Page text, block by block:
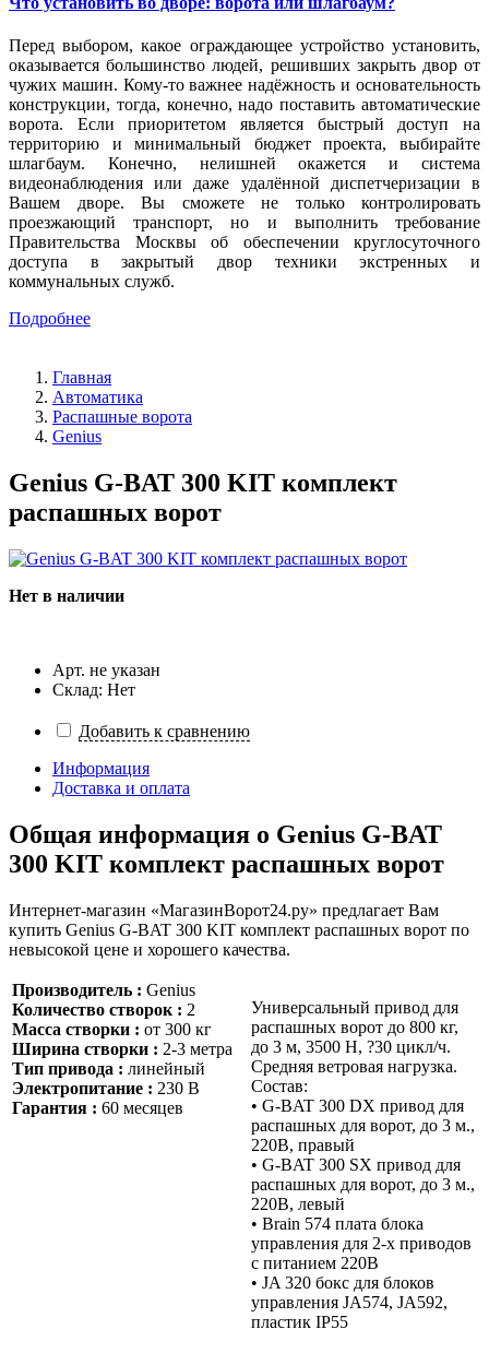
Перед выбором, какое ограждающее устройство установить,
оказывается большинство людей, решивших закрыть двор от
чужих машин. Кому-то важнее надёжность и основательность
конструкции, тогда, конечно, надо поставить автоматические
ворота. Если приоритетом является быстрый доступ на
территорию и минимальный бюджет проекта, выбирайте
шлагбаум. Конечно, нелишней окажется и система
видеонаблюдения или даже удалённой диспетчеризации в
Вашем дворе. Вы сможете не только контролировать
проезжающий транспорт, но и выполнить требование
Правительства Москвы об обеспечении круглосуточного
доступа в закрытый двор техники экстренных и
коммунальных служб.
Подробнее
Главная
Автоматика
Распашные ворота
Genius
Genius G-BAT 300 KIT комплект
распашных ворот
Нет в наличии
Арт. не указан
Склад: Нет
Добавить к сравнению
Информация
Доставка и оплата
Общая информация о Genius G-BAT
300 KIT комплект распашных ворот
Интернет-магазин «МагазинВорот24.ру» предлагает Вам
купить Genius G-BAT 300 KIT комплект распашных ворот по
невысокой цене и хорошего качества.
Производитель : Genius
Количество створок : 2
Масса створки : от 300 кг
Ширина створки : 2-3 метра
Тип привода : линейный
Электропитание : 230 В
Гарантия : 60 месяцев
Универсальный привод для
распашных ворот до 800 кг,
до 3 м, 3500 Н, ?30 цикл/ч.
Средняя ветровая нагрузка.
Состав:
• G-BAT 300 DX привод для
распашных для ворот, до 3 м.,
220В, правый
• G-BAT 300 SX привод для
распашных для ворот, до 3 м.,
220В, левый
• Brain 574 плата блока
управления для 2-х приводов
с питанием 220В
• JA 320 бокс для блоков
управления JA574, JA592,
пластик IP55